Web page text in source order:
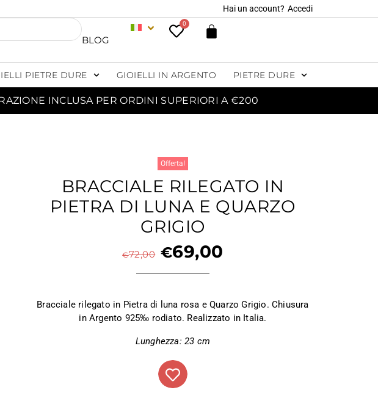
Hai un account? Accedi
BLOG
0
PIETRE DURE GIOIELLI IN ARGENTO PIETRE DURE
INCLUSA PER ORDINI SUPERIORI A €200
Offerta!
BRACCIALE RILEGATO IN
PIETRA DI LUNA E QUARZO
GRIGIO
€72,00 €69,00
Bracciale rilegato in Pietra di luna rosa e Quarzo Grigio. Chiusura
in Argento 925‰ rodiato. Realizzato in Italia.
Lunghezza: 23 cm